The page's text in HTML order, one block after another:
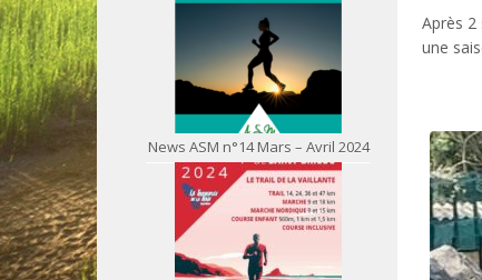
News ASM n°14 Mars – Avril 2024
Après
une